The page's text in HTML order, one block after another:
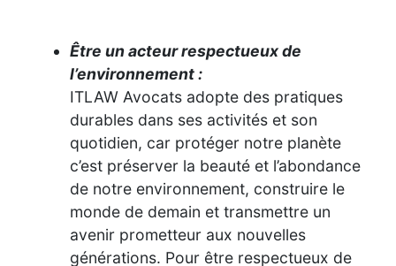
Être un acteur respectueux de
l’environnement :
ITLAW Avocats adopte des pratiques
durables dans ses activités et son
quotidien, car protéger notre planète
c’est préserver la beauté et l’abondance
de notre environnement, construire le
monde de demain et transmettre un
avenir prometteur aux nouvelles
générations. Pour être respectueux de